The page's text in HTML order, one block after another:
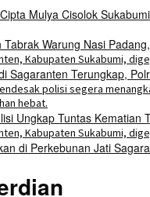
Mulya Cisolok
Warung Nasi
Sagaranten Terungkap,
Ungkap Tuntas
di Perkebunan Jati